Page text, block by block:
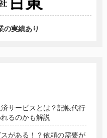
の実績あり
サービスとは？記帳代行
るのかも解説
がある！？依頼の需要が